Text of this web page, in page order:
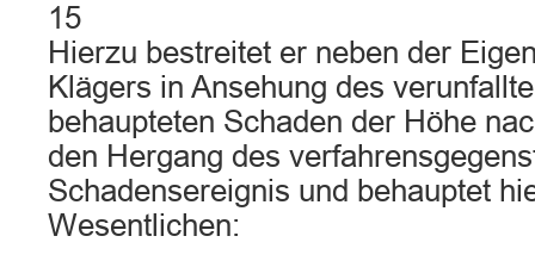
15
Hierzu bestreitet er neben der
Klägers in Ansehung des
behaupteten Schaden der Höhe
den Hergang des
Schadensereignis und behauptet
Wesentlichen: